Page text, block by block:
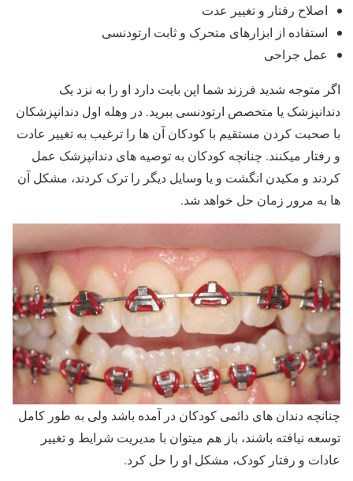
اصلاح رفتار و تغییر عدت
استفاده از ابزارهای متحرک و ثابت ارتودنسی
عمل جراحی
اگر متوجه شدید فرزند شما اپن‌ بایت دارد او را به نزد یک
دندانپزشک یا متخصص ارتودنسی ببرید. در وهله اول دندانپزشکان
با صحبت کردن مستقیم با کودکان آن ها را ترغیب به تغییر عادت
و رفتار میکنند. چنانچه کودکان به توصیه های دندانپزشک عمل
کردند و مکیدن انگشت و یا وسایل دیگر را ترک کردند، مشکل آن
ها به مرور زمان حل خواهد شد.
چنانچه دندان های دائمی کودکان در آمده باشد ولی به طور کامل
توسعه نیافته باشند، باز هم میتوان با مدیریت شرایط و تغییر
عادات و رفتار کودک، مشکل او را حل کرد.